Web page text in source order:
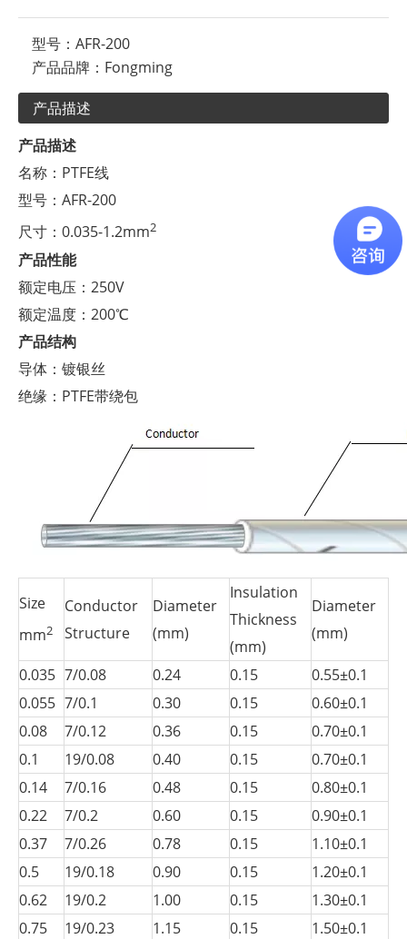
型号： AFR-200
产品品牌： Fongming
产品描述
产品描述
名称：PTFE线
型号：AFR-200
尺寸：0.035-1.2mm2
产品性能
额定电压：250V
额定温度：200℃
产品结构
导体：镀银丝
绝缘：PTFE带绕包
Size
mm2
Conductor
Structure
Diameter
(mm)
Insulation
Thickness
(mm)
Diameter
(mm)
0.035 7/0.08 0.24 0.15
0.55±0.1
0.055 7/0.1 0.30 0.15
0.60±0.1
0.08
7/0.12 0.36 0.15
0.70±0.1
0.1
19/0.08 0.40 0.15
0.70±0.1
0.14
7/0.16 0.48 0.15
0.80±0.1
0.22
7/0.2 0.60 0.15
0.90±0.1
0.37
7/0.26 0.78 0.15
1.10±0.1
0.5
19/0.18 0.90 0.15
1.20±0.1
0.62
19/0.2 1.00 0.15
1.30±0.1
0.75
19/0.23 1.15 0.15
1.50±0.1